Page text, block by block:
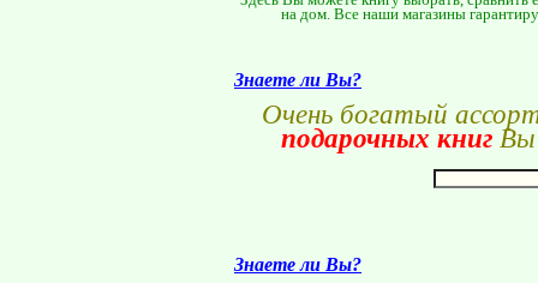
на дом. Все наши магазины
Знаете ли Вы?
Очень богатый
подарочных книгВы
Знаете ли Вы?